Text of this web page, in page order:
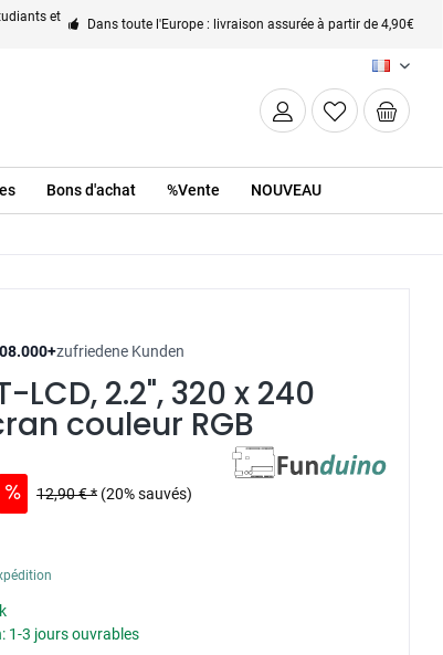
et
Dans toute l'Europe : livraison assurée à partir de 4,90€
FR
Bons d'achat %Vente NOUVEAU
zufriedene Kunden
LCD, 2.2", 320 x 240
couleur RGB
12,90 € * (20% sauvés)
1-3 jours ouvrables